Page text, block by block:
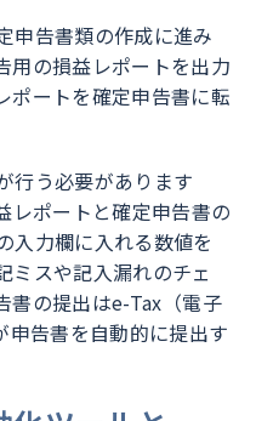
申告書類の作成に進み
用の損益レポートを出力
ポートを確定申告書に転
行う必要があります
レポートと確定申告書の
入力欄に入れる数値を
ミスや記入漏れのチェ
書の提出はe-Tax（電子
申告書を自動的に提出す